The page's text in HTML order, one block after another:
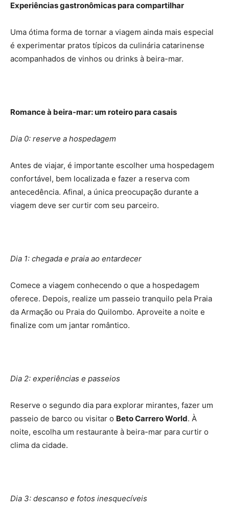
Experiências gastronômicas para compartilhar
Uma ótima forma de tornar a viagem ainda mais especial
é experimentar pratos típicos da culinária catarinense
acompanhados de vinhos ou drinks à beira-mar.
Romance à beira-mar: um roteiro para casais
Dia 0: reserve a hospedagem
Antes de viajar, é importante escolher uma hospedagem
confortável, bem localizada e fazer a reserva com
antecedência. Afinal, a única preocupação durante a
viagem deve ser curtir com seu parceiro.
Dia 1: chegada e praia ao entardecer
Comece a viagem conhecendo o que a hospedagem
oferece. Depois, realize um passeio tranquilo pela Praia
da Armação ou Praia do Quilombo. Aproveite a noite e
finalize com um jantar romântico.
Dia 2: experiências e passeios
Reserve o segundo dia para explorar mirantes, fazer um
passeio de barco ou visitar o Beto Carrero World. À
noite, escolha um restaurante à beira-mar para curtir o
clima da cidade.
Dia 3: descanso e fotos inesquecíveis